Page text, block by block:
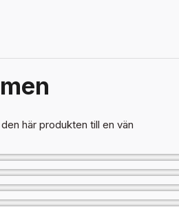
här produkten till en vän